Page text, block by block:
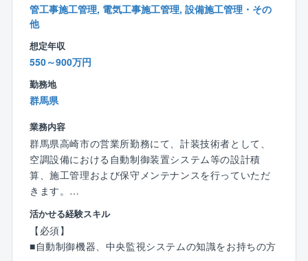
〇将来的にマネジメントスキルを向上させて、場所運
営に参画していただく可能性がございます
【将来性】
現在は同社全体で見てもグループ案件が大半を占めま
すが、同社の企画から稼働後のメンテナンスまで一貫
して行う「一貫責任体制」が評価され、グループ外の
様々な案件に携わることができるため、技術者として
技術力を高めてくことができます。
管工事施工管理, 電気工事施工管理, 設備施工管理・その
他
想定年収
550～900万円
勤務地
群馬県
業務内容
群馬県高崎市の営業所勤務にて、計装技術者として、
空調設備における自動制御装置システム等の設計積
算、施工管理および保守メンテナンスを行っていただ
きます。
■魅力
・計装設備の商社の立場で、専門性の高い技術が身に
つきます！※同社はアズビル社（国内トップシェア）の
活かせる経験スキル
【必須】
■自動制御機器、中央監視システムの知識をお持ちの方